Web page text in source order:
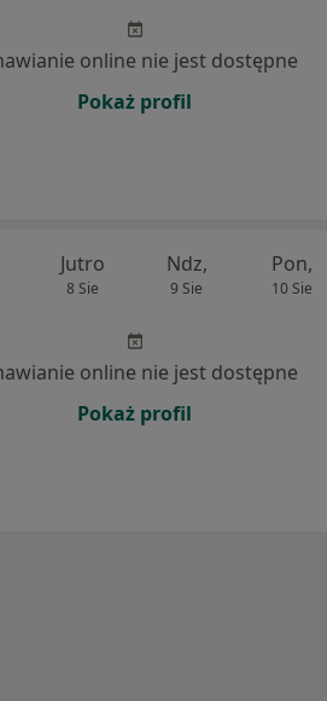
online nie jest dostępne
Pokaż profil
Jutro
8 Sie
Ndz,
9 Sie
Pon,
10 Sie
online nie jest dostępne
Pokaż profil